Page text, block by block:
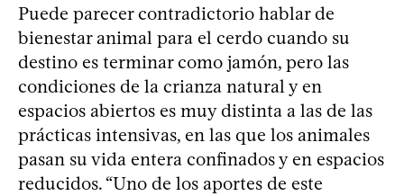
Puede parecer contradictorio hablar de
bienestar animal para el cerdo cuando su
destino es terminar como jamón, pero las
condiciones de la crianza natural y en
espacios abiertos es muy distinta a las de las
prácticas intensivas, en las que los animales
pasan su vida entera confinados y en espacios
reducidos. “Uno de los aportes de este